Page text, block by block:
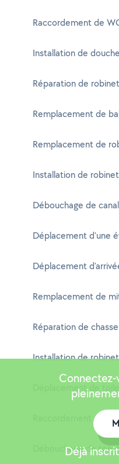
Raccordement de
Installation de
Réparation de
Remplacement de
Remplacement de
Installation de
Débouchage de
Déplacement d'une
Déplacement
Remplacement de
Réparation de
Installation de
Déplacement de
Raccordement de
Débouchage de
Déjà